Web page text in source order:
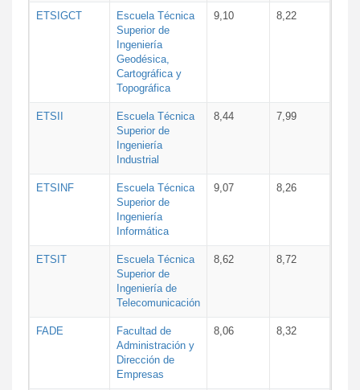
ETSIGCT
Escuela Técnica
Superior de
Ingeniería
Geodésica,
Cartográfica y
Topográfica
9,10 8,22
ETSII
Escuela Técnica
Superior de
Ingeniería
Industrial
8,44 7,99
ETSINF
Escuela Técnica
Superior de
Ingeniería
Informática
9,07 8,26
ETSIT
Escuela Técnica
Superior de
Ingeniería de
Telecomunicación
8,62 8,72
FADE
Facultad de
Administración y
Dirección de
Empresas
8,06 8,32